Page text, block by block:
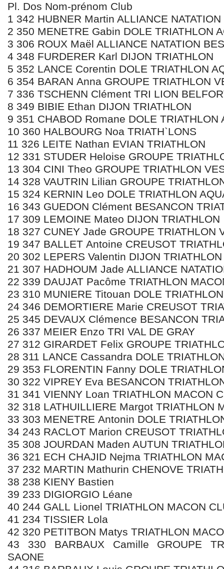
Pl. Dos Nom-prénom Club
1 342 HUBNER Martin ALLIANCE
2 350 MENETRE Gabin DOLE TRIATHLON
3 306 ROUX Maël ALLIANCE NATATION
4 348 FURDERER Karl DIJON TRIATHLON
5 352 LANCE Corentin DOLE TRIATHLON
6 354 BARAN Anna GROUPE TRIATHLON
7 336 TSCHENN Clément TRI LION
8 349 BIBIE Ethan DIJON TRIATHLON
9 351 CHABOD Romane DOLE TRIATHLON
10 360 HALBOURG Noa TRIATH`LONS
11 326 LEITE Nathan EVIAN TRIATHLON
12 331 STUDER Heloise GROUPE
13 304 CINI Theo GROUPE TRIATHLON
14 328 VAUTRIN Lilian GROUPE
15 324 KERNIN Leo DOLE TRIATHLON
16 343 GUEDON Clément BESANCON
17 309 LEMOINE Mateo DIJON TRIATHLON
18 327 CUNEY Jade GROUPE TRIATHLON
19 347 BALLET Antoine CREUSOT
20 302 LEPERS Valentin DIJON TRIATHLON
21 307 HADHOUM Jade ALLIANCE
22 339 DAUJAT Pacôme TRIATHLON
23 310 MUNIERE Titouan DOLE
24 346 DEMORTIERE Marie CREUSOT
25 345 DEVAUX Clémence BESANCON
26 337 MEIER Enzo TRI VAL DE GRAY
27 312 GIRARDET Felix GROUPE
28 311 LANCE Cassandra DOLE
29 353 FLORENTIN Fanny DOLE
30 322 VIPREY Eva BESANCON
31 341 VIENNY Loan TRIATHLON MACON
32 318 LATHUILLIERE Margot TRIATHLON
33 303 MENETRE Antonin DOLE
34 243 RACLOT Marion CREUSOT
35 308 JOURDAN Maden AUTUN
36 321 ECH CHAJID Nejma TRIATHLON
37 232 MARTIN Mathurin CHENOVE
38 238 KIENY Bastien
39 233 DIGIORGIO Léane
40 244 GALL Lionel TRIATHLON MACON
41 234 TISSIER Lola
42 320 PETITBON Matys TRIATHLON
43 330 BARBAUX Camille GROUPE
SAONE